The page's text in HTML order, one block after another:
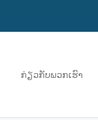
ກ່ຽວກັບພວກເຮົາ